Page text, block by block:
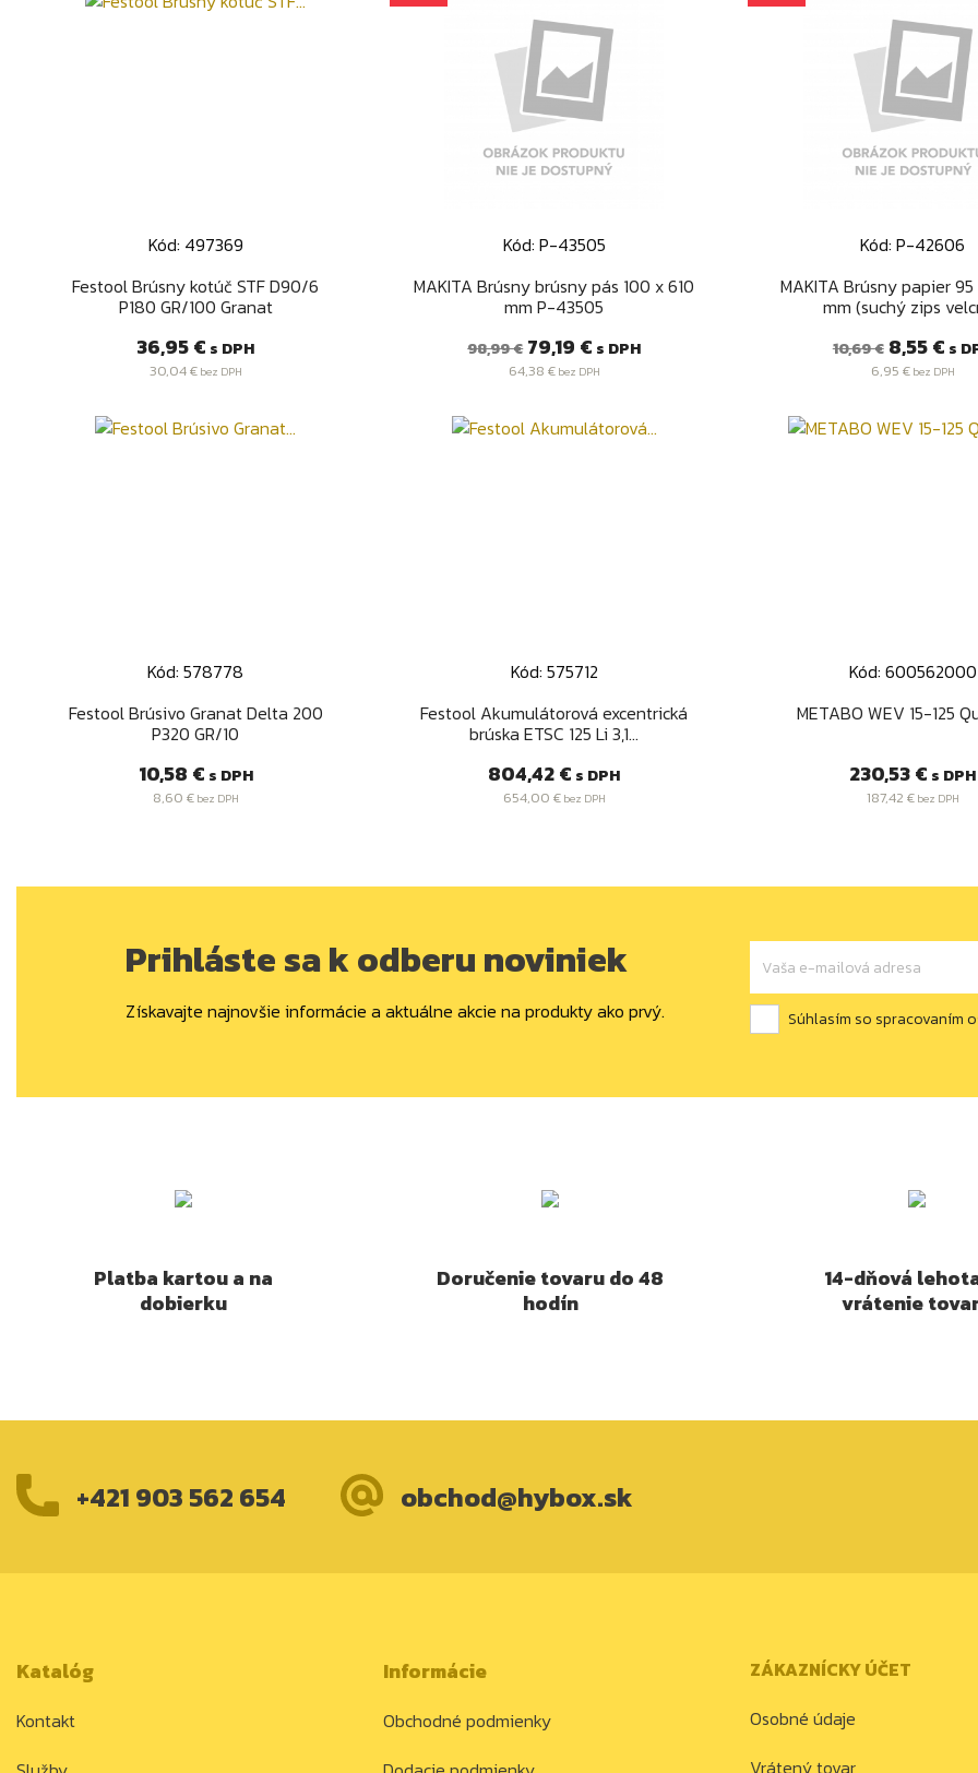
Kód: 497369
Festool Brúsny kotúč STF D90/6
P180 GR/100 Granat
Cena
36,95 € s DPH
30,04 €bez DPH
Rýchly náhľad
Kód: P-43505
MAKITA Brúsny brúsny pás 100 x 610
mm P-43505
Bežná
cena
98,99 € Cena
79,19 € s DPH
64,38 €bez DPH
Rýchly náhľad
Kód: P-42606
MAKITA Brúsny papier
mm (suchý zips
Bežná
cena
10,69 € Cena
8,55 € s
6,95 €bez DPH
Rýchly
Kód: 578778
Festool Brúsivo Granat Delta 200
P320 GR/10
Cena
10,58 € s DPH
8,60 €bez DPH
Rýchly náhľad
Kód: 575712
Festool Akumulátorová excentrická
brúska ETSC 125 Li 3,1...
Cena
804,42 € s DPH
654,00 €bez DPH
Rýchly náhľad
Kód: 600562000
METABO WEV 15-125
Cena
230,53 € s DPH
187,42 €bez DPH
Rýchly
Prihláste sa k odberu noviniek
Získavajte najnovšie informácie a aktuálne akcie na produkty ako prvý. Súhlasím so spracovaním
Platba kartou a na
dobierku
Doručenie tovaru do 48
hodín
14-dňová
vrátenie
+421 903 562 654 obchod@hybox.sk
Katalóg
Kontakt
Informácie
Obchodné podmienky
ZÁKAZNÍCKY ÚČET
Osobné údaje
Vrátený tovar